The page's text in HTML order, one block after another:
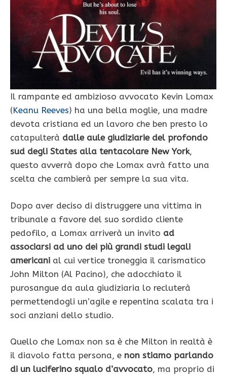
Il rampante ed ambizioso avvocato Kevin Lomax
(Keanu Reeves) ha una bella moglie, una madre
devota cristiana ed un lavoro che ben presto lo
catapulterà dalle aule giudiziarie del profondo
sud degli States alla tentacolare New York,
questo avverrà dopo che Lomax avrà fatto una
scelta che cambierà per sempre la sua vita.
Dopo aver deciso di distruggere una vittima in
tribunale a favore del suo sordido cliente
pedofilo, a Lomax arriverà un invito ad
associarsi ad uno dei più grandi studi legali
americani al cui vertice troneggia il carismatico
John Milton (Al Pacino), che adocchiato il
purosangue da aula giudiziaria lo recluterà
permettendogli un’agile e repentina scalata tra i
soci anziani dello studio.
Quello che Lomax non sa è che Milton in realtà è
il diavolo fatta persona, e non stiamo parlando
di un luciferino squalo d’avvocato, ma proprio di